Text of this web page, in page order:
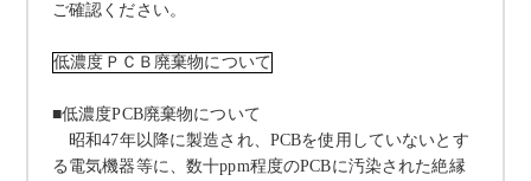
ご確認ください。
低濃度ＰＣＢ廃棄物について
■低濃度PCB廃棄物について
昭和47年以降に製造され、 PCBを使用していないとす
る電気機器等に、数十ppm程度のPCBに汚染された絶縁